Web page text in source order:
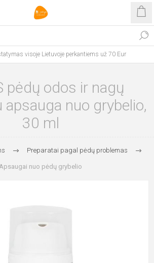
visoje Lietuvoje perkantiems už 70 Eur
pėdų odos ir nagų
apsauga nuo grybelio,
30 ml
Preparatai pagal pėdų problemas
nuo pėdų grybelio